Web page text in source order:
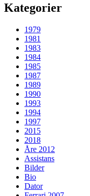
Kategorier
1979
1981
1983
1984
1985
1987
1989
1990
1993
1994
1997
2015
2018
Åre 2012
Assistans
Bilder
Bio
Dator